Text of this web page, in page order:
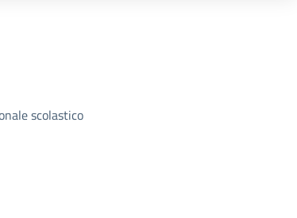
scolastico